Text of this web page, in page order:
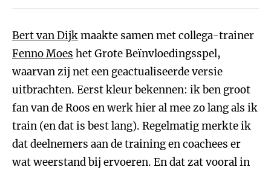
Bert van Dijkmaakte samen met collega-trainer
Fenno Moes het Grote Beïnvloedingsspel,
waarvan zij net een geactualiseerde versie
uitbrachten. Eerst kleur bekennen: ik ben groot
fan van de Roos en werk hier al mee zo lang als ik
train (en dat is best lang). Regelmatig merkte ik
dat deelnemers aan de training en coachees er
wat weerstand bij ervoeren. En dat zat vooral in